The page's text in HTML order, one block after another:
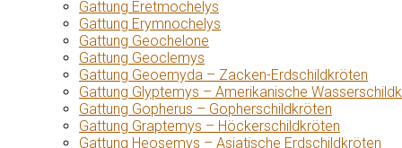
Gattung Eretmochelys
Gattung Erymnochelys
Gattung Geochelone
Gattung Geoclemys
Gattung Geoemyda – Zacken-Erdschildkröten
Gattung Glyptemys – Amerikanische
Gattung Gopherus – Gopherschildkröten
Gattung Graptemys – Höckerschildkröten
Gattung Heosemys – Asiatische Erdschildkröten